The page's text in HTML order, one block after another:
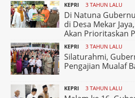
KEPRI 3 TAHUN LALU
Di Natuna
di Desa Mekar
Akan Prioritaskan
KEPRI 3 TAHUN LALU
Silaturahmi,
Pengajian Mualaf
KEPRI 3 TAHUN LALU